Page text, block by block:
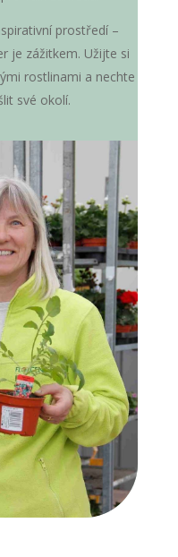
prostředí –
je zážitkem. Užijte si
rostlinami a nechte
své okolí.